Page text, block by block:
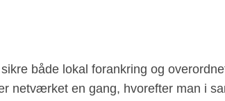
både lokal forankring og
netværket en gang, hvorefter man i